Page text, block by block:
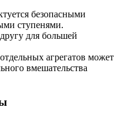
безопасными
ступенями.
для большей
агрегатов может
вмешательства